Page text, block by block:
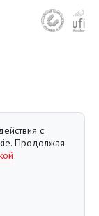
с
Продолжая